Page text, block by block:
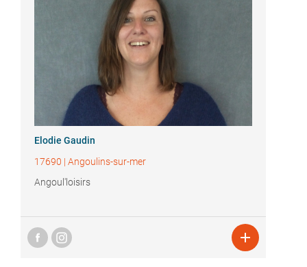
Elodie Gaudin
17690 | Angoulins-sur-mer
Angoul'loisirs
